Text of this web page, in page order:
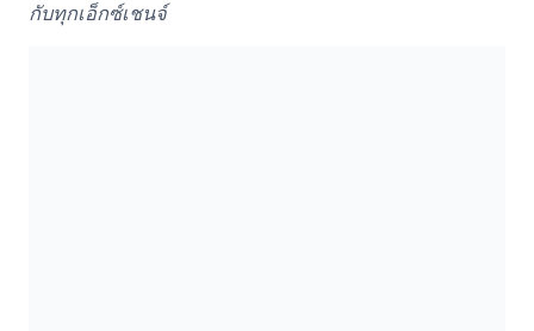
กับทุกเอ็กซ์เชนจ์